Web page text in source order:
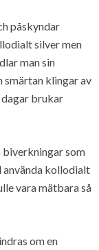
påskyndar
silver men
man sin
smärtan klingar av
brukar
biverkningar som
använda kollodialt
vara mätbara så
om en